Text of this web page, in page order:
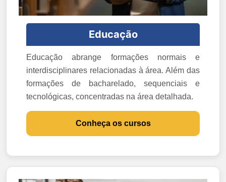
Educação
Educação abrange formações normais e
interdisciplinares relacionadas à área. Além das
formações de bacharelado, sequenciais e
tecnológicas, concentradas na área detalhada.
Conheça os cursos